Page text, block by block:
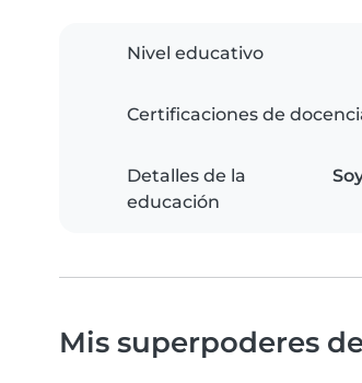
Nivel educativo
Certificaciones de
Detalles de la
educación
Mis superpoderes